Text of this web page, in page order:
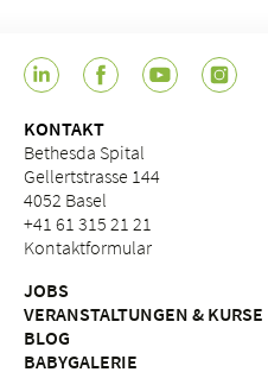
KONTAKT
Bethesda Spital
Gellertstrasse 144
4052 Basel
+41 61 315 21 21
Kontaktformular
JOBS
VERANSTALTUNGEN & KURSE
BLOG
BABYGALERIE